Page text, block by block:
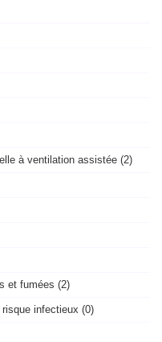
à ventilation assistée (2)
et fumées (2)
infectieux (0)